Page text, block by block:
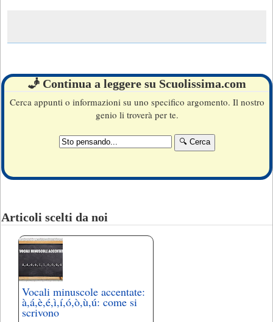
🧞 Continua a leggere su Scuolissima.com
Cerca appunti o informazioni su uno specifico argomento. Il nostro
genio li troverà per te.
Articoli scelti da noi
Vocali minuscole accentate:
à,á,è,é,ì,í,ó,ò,ù,ú: come si
scrivono